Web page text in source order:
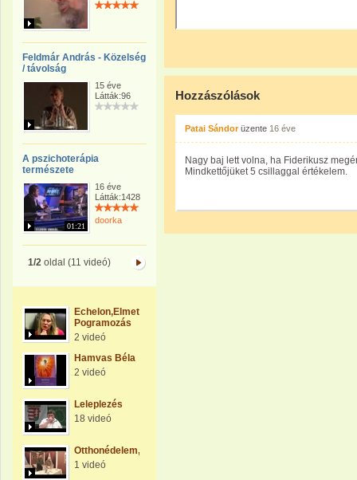
Feldmár András - Közelség
/ távolság
15 éve
Látták:96
A pszichoterápia
természete
01:21
16 éve
Látták:1428
doorka
1/2 oldal (11 videó)
Echelon,Elmetechnologia,Ember-
Pogramozás
2 videó
Hamvas Béla
2 videó
Leleplezés
18 videó
Otthonédelem,Földvédelem
1 videó
Hozzászólások
Patai Sándorüzente 16 éve
Nagy baj lett volna, ha Fiderikusz
Mindkettőjüket 5 csillaggal értékelem.